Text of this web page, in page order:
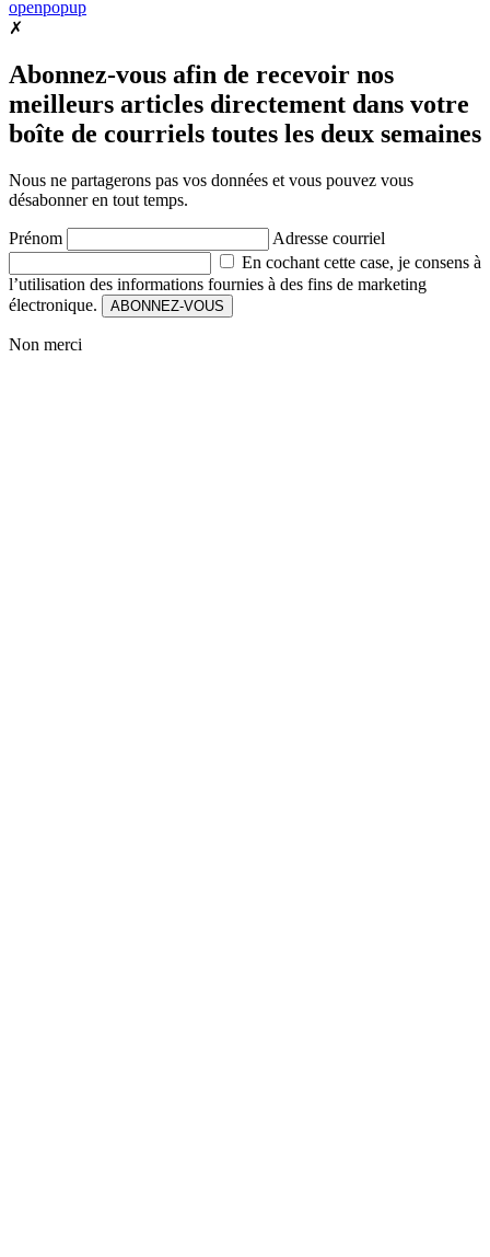
openpopup
✗
Abonnez-vous afin de recevoir nos
meilleurs articles directement dans votre
boîte de courriels toutes les deux semaines
Nous ne partagerons pas vos données et vous pouvez vous
désabonner en tout temps.
Prénom
Adresse courriel
En cochant cette case, je consens à
l’utilisation des informations fournies à des fins de marketing
électronique.
ABONNEZ-VOUS
Non merci